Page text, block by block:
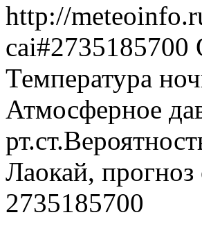
http://
cai#2735185700
Температура
Атмосферное
Лаокай,
2735185700